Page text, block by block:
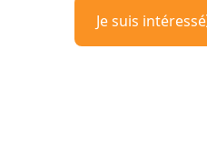
Je suis intéressé